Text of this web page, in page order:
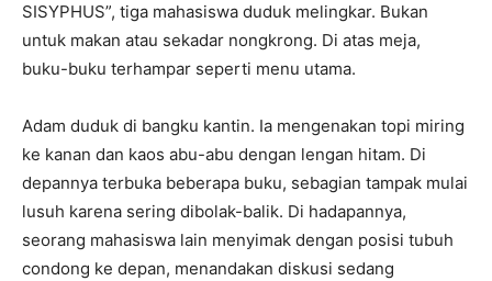
SISYPHUS”, tiga mahasiswa duduk melingkar. Bukan
untuk makan atau sekadar nongkrong. Di atas meja,
buku-buku terhampar seperti menu utama.
Adam duduk di bangku kantin. Ia mengenakan topi miring
ke kanan dan kaos abu-abu dengan lengan hitam. Di
depannya terbuka beberapa buku, sebagian tampak mulai
lusuh karena sering dibolak-balik. Di hadapannya,
seorang mahasiswa lain menyimak dengan posisi tubuh
condong ke depan, menandakan diskusi sedang